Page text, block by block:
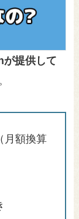
が提供して
（月額換算